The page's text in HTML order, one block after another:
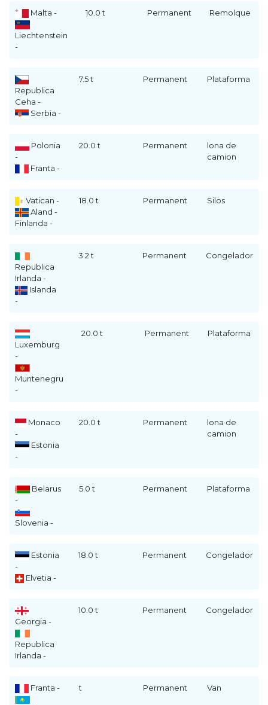
Malta -
Liechtenstein
-
10.0 t Permanent Remolque
Republica
Ceha -
Serbia -
7.5 t Permanent Plataforma
Polonia
-
Franta -
20.0 t Permanent
lona de
camion
Vatican -
Aland -
Finlanda -
18.0 t Permanent Silos
Republica
Irlanda -
Islanda
-
3.2 t Permanent Congelador
Luxemburg
-
Muntenegru
-
20.0 t Permanent Plataforma
Monaco
-
Estonia
-
20.0 t Permanent
lona de
camion
Belarus
-
Slovenia -
5.0 t Permanent Plataforma
Estonia
-
Elvetia -
18.0 t Permanent Congelador
Georgia -
Republica
Irlanda -
10.0 t Permanent Congelador
Franta - t Permanent Van